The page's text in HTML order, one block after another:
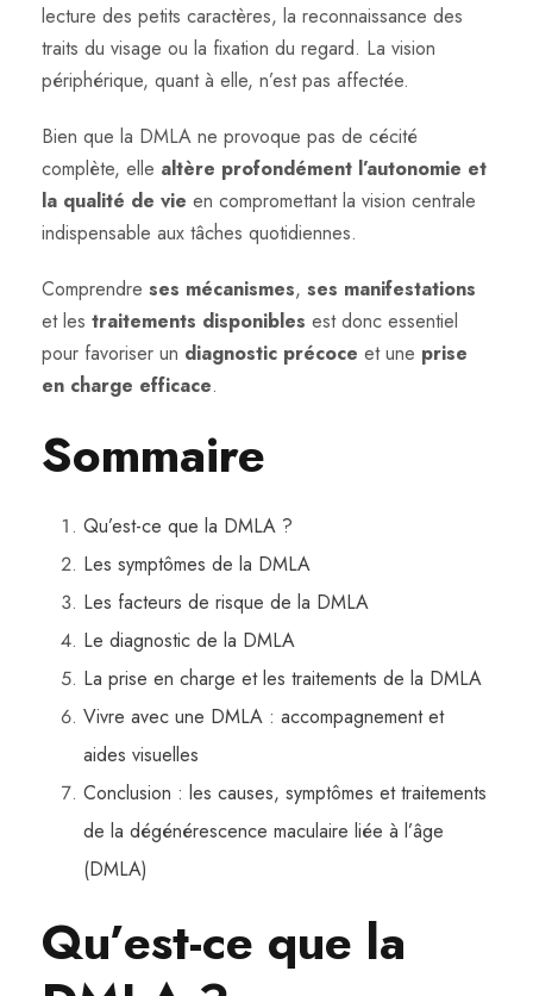
lecture des petits caractères, la reconnaissance des
traits du visage ou la fixation du regard. La vision
périphérique, quant à elle, n’est pas affectée.
Bien que la DMLA ne provoque pas de cécité
complète, elle altère profondément l’autonomie et
la qualité de vie en compromettant la vision centrale
indispensable aux tâches quotidiennes.
Comprendre ses mécanismes, ses manifestations
et les traitements disponibles est donc essentiel
pour favoriser un diagnostic précoce et une prise
en charge efficace.
Sommaire
Qu’est-ce que la DMLA ?
Les symptômes de la DMLA
Les facteurs de risque de la DMLA
Le diagnostic de la DMLA
La prise en charge et les traitements de la DMLA
Vivre avec une DMLA : accompagnement et
aides visuelles
Conclusion : les causes, symptômes et traitements
de la dégénérescence maculaire liée à l’âge
(DMLA)
Qu’est-ce que la